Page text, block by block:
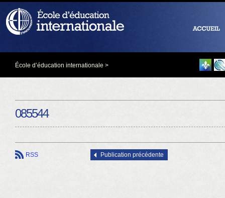
École d’éducation internationale >
085544
RSS Publication précédente